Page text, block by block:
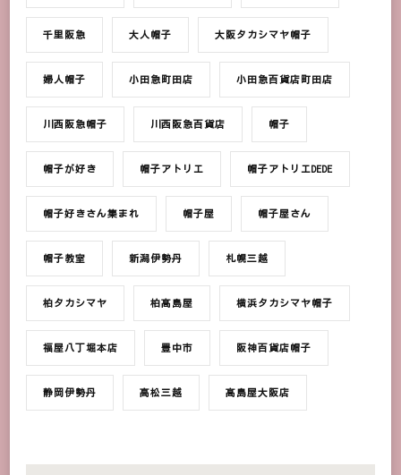
千里阪急 大人帽子 大阪タカシマヤ帽子
婦人帽子 小田急町田店 小田急百貨店町田店
川西阪急帽子 川西阪急百貨店 帽子
帽子が好き 帽子アトリエ 帽子アトリエDEDE
帽子好きさん集まれ 帽子屋 帽子屋さん
帽子教室 新潟伊勢丹 札幌三越
柏タカシマヤ 柏髙島屋 横浜タカシマヤ帽子
福屋八丁堀本店 豊中市 阪神百貨店帽子
静岡伊勢丹 高松三越 髙島屋大阪店